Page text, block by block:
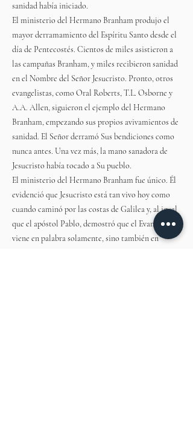
sanidad había iniciado.
El ministerio del Hermano Branham produjo el
mayor derramamiento del Espíritu Santo desde el
día de Pentecostés. Cientos de miles asistieron a
las campañas Branham, y miles recibieron sanidad
en el Nombre del Señor Jesucristo. Pronto, otros
evangelistas, como Oral Roberts, T.L. Osborne y
A.A. Allen, siguieron el ejemplo del Hermano
Branham, empezando sus propios avivamientos de
sanidad. El Señor derramó Sus bendiciones como
nunca antes. Una vez más, la mano sanadora de
Jesucristo había tocado a Su pueblo.
El ministerio del Hermano Branham fue único. Él
evidenció que Jesucristo está tan vivo hoy como
cuando caminó por las costas de Galilea y, al igual
que el apóstol Pablo, demostró que el Evangelio no
viene en palabra solamente, sino también en